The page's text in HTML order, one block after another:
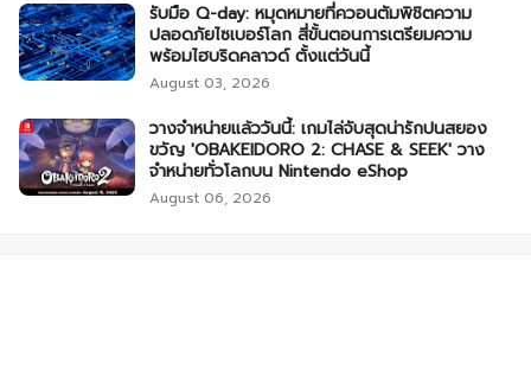
รับมือ Q-day: หมุดหมายที่ควอนตัมพิชิตความ
ปลอดภัยไซเบอร์โลก สี่ขั้นตอนการเตรียมความ
พร้อมไฮบริดคลาวด์ ตั้งแต่วันนี้
August 03, 2026
วางจำหน่ายแล้ววันนี้: เกมไล่จับสุดน่ารักปนสยอง
ขวัญ 'OBAKEIDORO 2: CHASE & SEEK' วาง
จำหน่ายทั่วโลกบน Nintendo eShop
August 06, 2026